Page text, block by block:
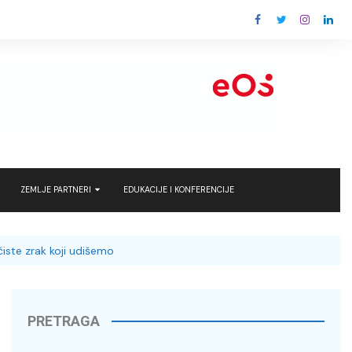
Rovinj
ZEMLJE PARTNERI
Kraljevina Nizozemska
EDUKACIJE I KONFERENCIJE
zrak koji udišemo
PRETRAGA